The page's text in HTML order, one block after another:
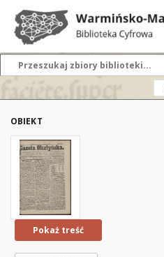
OBIEKT
Pokaż treść